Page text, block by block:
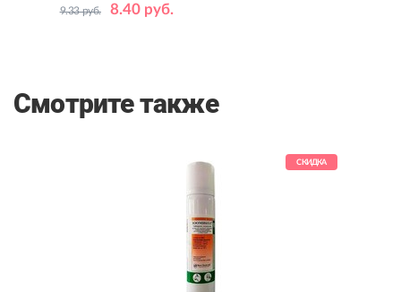
8.40 руб.
9.33 руб.
Смотрите также
СКИДКА